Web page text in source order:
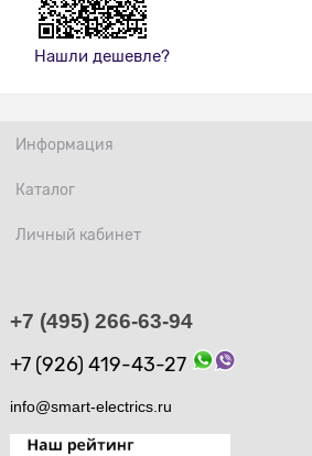
Нашли дешевле?
Информация
Каталог
Личный кабинет
+7 (495) 266-63-94
+7 (926) 419-43-27
info@smart-electrics.ru